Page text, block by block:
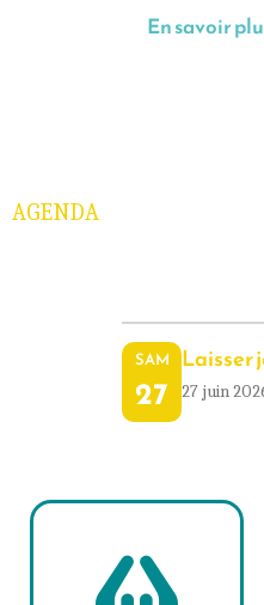
En savoir
AGENDA
SAM
27
Laisser
27 juin